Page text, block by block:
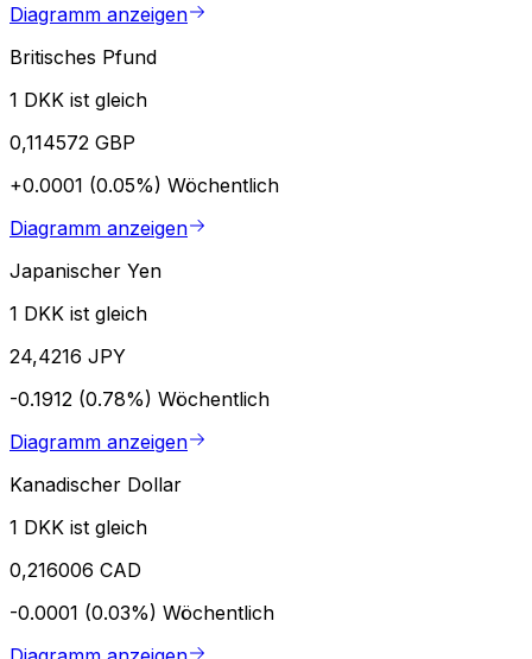
Diagramm anzeigen
Britisches Pfund
1 DKK ist gleich
0,114572 GBP
+0.0001 (0.05%) Wöchentlich
Diagramm anzeigen
Japanischer Yen
1 DKK ist gleich
24,4216 JPY
-0.1912 (0.78%) Wöchentlich
Diagramm anzeigen
Kanadischer Dollar
1 DKK ist gleich
0,216006 CAD
-0.0001 (0.03%) Wöchentlich